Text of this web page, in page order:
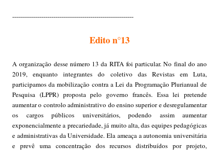
--------------------------------------------------------------
Edito n°13
A organização desse número 13 da RITA foi particular. No final do ano
2019, enquanto integrantes do coletivo das Revistas em Luta,
participamos da mobilização contra a Lei da Programação Plurianual de
Pesquisa (LPPR) proposta pelo governo francês. Essa lei pretende
aumentar o controlo administrativo do ensino superior e desregulamentar
os cargos públicos universitários, podendo assim aumentar
exponencialmente a precariedade, já muito alta, das equipes pedagógicas
e administrativas da Universidade. Ela ameaça a autonomia universitária
e prevê uma concentração dos recursos distribuídos por projeto,